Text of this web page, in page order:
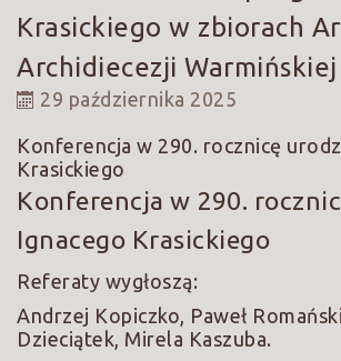
Krasickiego w zbiorach
Archidiecezji Warmińskiej
29 października 2025
Konferencja w 290. rocznicę
Krasickiego
Konferencja w 290.
Ignacego Krasickiego
Referaty wygłoszą:
Andrzej Kopiczko, Paweł
Dzieciątek, Mirela Kaszuba.